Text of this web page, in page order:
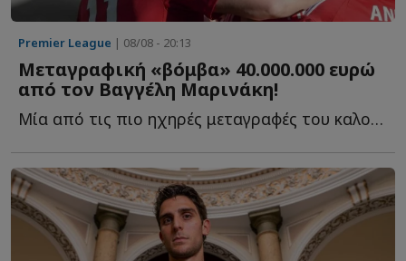
Premier League | 08/08 - 20:13
Μεταγραφική «βόμβα» 40.000.000 ευρώ
από τον Βαγγέλη Μαρινάκη!
Μία από τις πιο ηχηρές μεταγραφές του καλοκαιριού ετοιμάζεται ν...